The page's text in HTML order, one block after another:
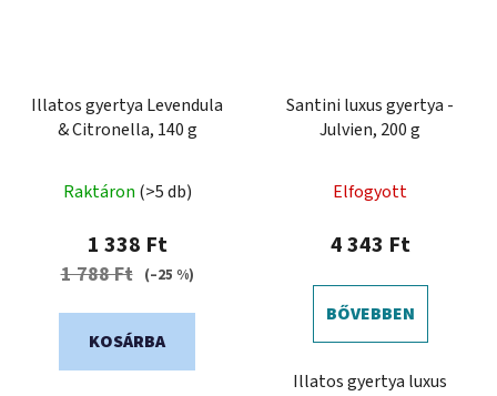
Illatos gyertya Levendula
& Citronella, 140 g
Raktáron (>5 db)
1 338 Ft
1 788 Ft (–25 %)
KOSÁRBA
Santini luxus gyertya -
Julvien, 200 g
Elfogyott
4 343 Ft
BŐVEBBEN
Illatos gyertya luxus